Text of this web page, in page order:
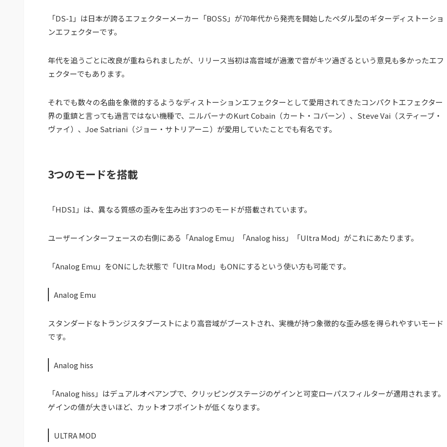
「DS-1」は日本が誇るエフェクターメーカー「BOSS」が70年代から発売を開始したペダル型のギターディストーショ
ンエフェクターです。
年代を追うごとに改良が重ねられましたが、リリース当初は高音域が過激で音がキツ過ぎるという意見も多かったエフ
ェクターでもあります。
それでも数々の名曲を象徴的するようなディストーションエフェクターとして愛用されてきたコンパクトエフェクター
界の重鎮と言っても過言ではない機種で、ニルバーナのKurt Cobain（カート・コバーン）、Steve Vai（スティーブ・
ヴァイ）、Joe Satriani（ジョー・サトリアーニ）が愛用していたことでも有名です。
3つのモードを搭載
「HDS1」は、異なる質感の歪みを生み出す3つのモードが搭載されています。
ユーザーインターフェースの右側にある「Analog Emu」「Analog hiss」「Ultra Mod」がこれにあたります。
「Analog Emu」をONにした状態で「Ultra Mod」もONにするという使い方も可能です。
Analog Emu
スタンダードなトランジスタブーストにより高音域がブーストされ、実機が持つ象徴的な歪み感を得られやすいモード
です。
Analog hiss
「Analog hiss」はデュアルオペアンプで、クリッピングステージのゲインと可変ローパスフィルターが適用されます。
ゲインの値が大きいほど、カットオフポイントが低くなります。
ULTRA MOD